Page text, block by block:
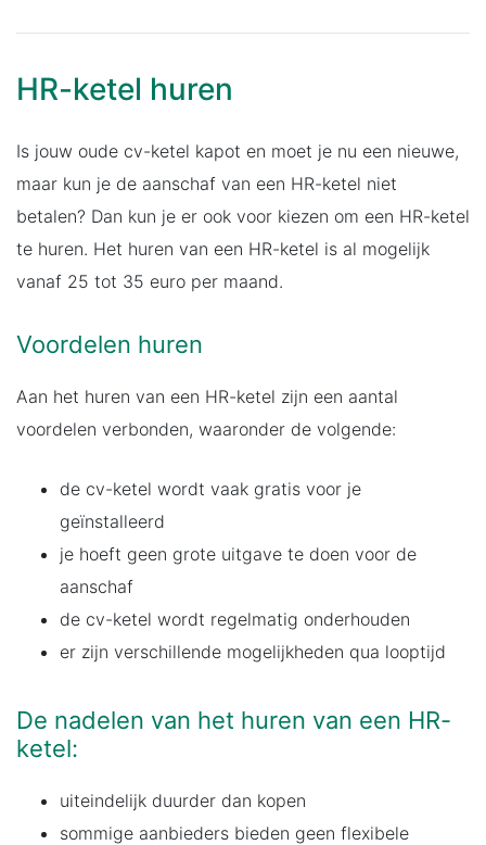
HR-ketel huren
Is jouw oude cv-ketel kapot en moet je nu een nieuwe,
maar kun je de aanschaf van een HR-ketel niet
betalen? Dan kun je er ook voor kiezen om een HR-ketel
te huren. Het huren van een HR-ketel is al mogelijk
vanaf 25 tot 35 euro per maand.
Voordelen huren
Aan het huren van een HR-ketel zijn een aantal
voordelen verbonden, waaronder de volgende:
de cv-ketel wordt vaak gratis voor je
geïnstalleerd
je hoeft geen grote uitgave te doen voor de
aanschaf
de cv-ketel wordt regelmatig onderhouden
er zijn verschillende mogelijkheden qua looptijd
De nadelen van het huren van een HR-
ketel:
uiteindelijk duurder dan kopen
sommige aanbieders bieden geen flexibele